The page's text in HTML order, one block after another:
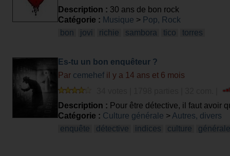
Description : 30 ans de bon rock
Catégorie : Musique > Pop, Rock
bon
jovi richie sambora tico torres
Es-tu un bon enquêteur ?
Par cemehef il y a 14 ans et 6 mois
Description : Pour être détective, il faut avoir
Catégorie : Culture générale > Autres, divers
enquête
détective indices culture générale